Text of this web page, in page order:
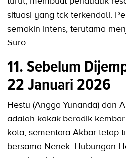
situasi yang tak terkendali.
semakin intens, terutama
Suro.
11. Sebelum
22 Januari 2026
Hestu (Angga Yunanda) dan
adalah kakak-beradik
kota, sementara Akbar tetap
bersama Nenek. Hubungan